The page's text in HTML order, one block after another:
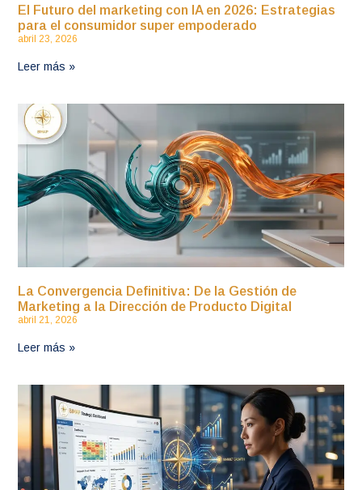
El Futuro del marketing con IA en 2026: Estrategias
para el consumidor super empoderado
abril 23, 2026
Leer más »
La Convergencia Definitiva: De la Gestión de
Marketing a la Dirección de Producto Digital
abril 21, 2026
Leer más »